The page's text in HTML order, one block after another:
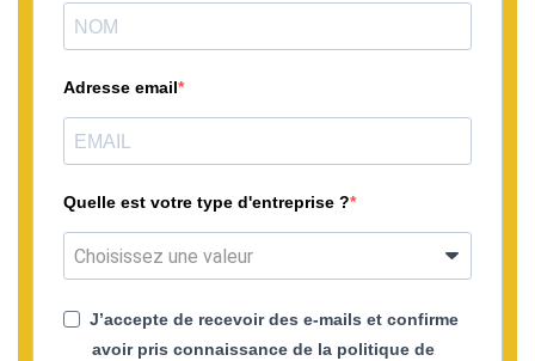
Adresse email
Quelle est votre type d'entreprise ?
J’accepte de recevoir des e-mails et confirme
avoir pris connaissance de la politique de